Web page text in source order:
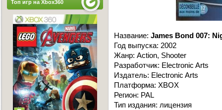
Название: James Bond 007:
Год выпуска: 2002
Жанр: Action, Shooter
Разработчик: Electronic Arts
Издатель: Electronic Arts
Платформа: XBOX
Регион: PAL
Тип издания: лицензия
Топ игр на Xbox360